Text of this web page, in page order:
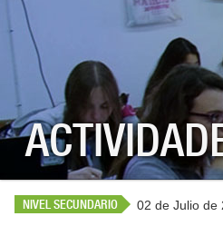
NIVEL SECUNDARIO 02 de Julio de